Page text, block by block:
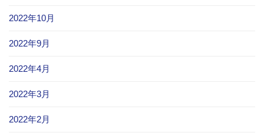
2022年10月
2022年9月
2022年4月
2022年3月
2022年2月